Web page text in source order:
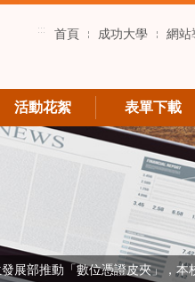
::: 首頁 成功大學 網站
活動花絮 表單下載
展部推動「數位憑證皮夾」，